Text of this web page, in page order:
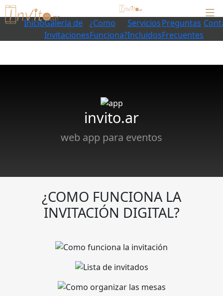
InicioGalería de
Invitaciones
¿Como
Funciona?
Servicios
Incluidos
Preguntas
Frecuentes
invito.ar
web app para eventos
¿COMO FUNCIONA LA
INVITACIÓN DIGITAL?